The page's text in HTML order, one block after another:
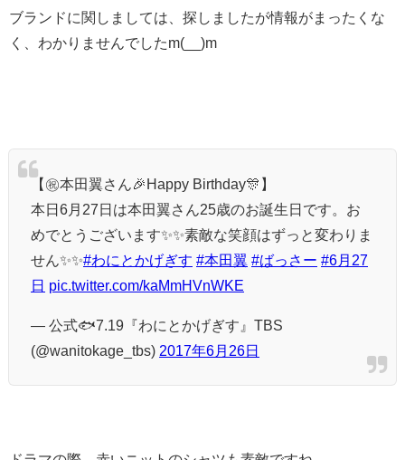
ブランドに関しましては、探しましたが情報がまったくな
く、わかりませんでしたm(__)m
【㊗️本田翼さん🎉Happy Birthday🎊】
本日6月27日は本田翼さん25歳のお誕生日です。お
めでとうございます✨✨素敵な笑顔はずっと変わりま
せん✨✨#わにとかげぎす #本田翼 #ばっさー #6月27
日 pic.twitter.com/kaMmHVnWKE
— 公式🐟7.19『わにとかげぎす』TBS
(@wanitokage_tbs) 2017年6月26日